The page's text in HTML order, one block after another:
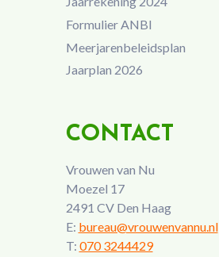
Formulier ANBI
Meerjarenbeleidsplan
Jaarplan 2026
CONTACT
Vrouwen van Nu
Moezel 17
2491 CV Den Haag
E: bureau@vrouwenvannu.nl
T: 070 3244429